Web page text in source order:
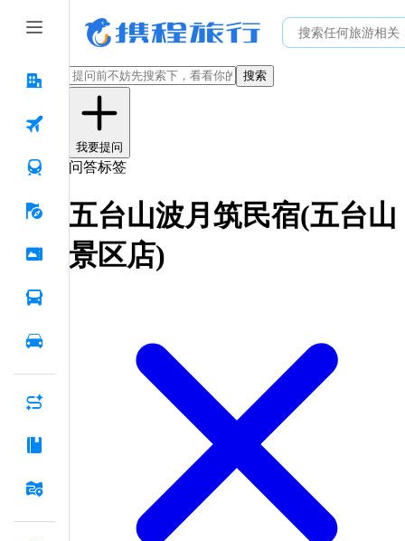
搜索
我要提问
问答标签
五台山波月筑民宿(五台山
景区店)